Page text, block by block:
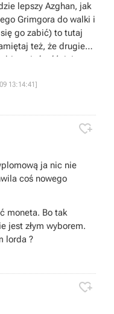
lepszy Azghan, jak
Grimgora do walki i
go zabić) to tutaj
też, że drugiego
nająć później -
wymagania.
13:14:41]

ja nic nie
coś nowego
moneta. Bo tak
jest złym wyborem.
lorda ?
